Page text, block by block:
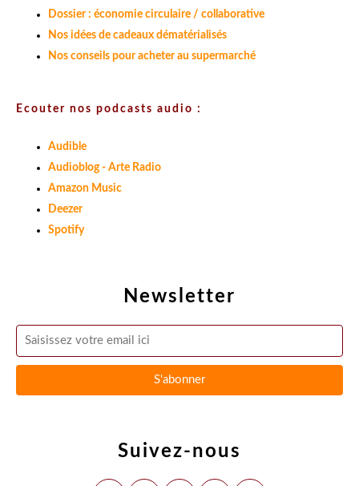
Newsletter
Suivez-nous
Dossier : économie circulaire / collaborative
Nos idées de cadeaux dématérialisés
Nos conseils pour acheter au supermarché
Ecouter nos podcasts audio :
Audible
Audioblog - Arte Radio
Amazon Music
Deezer
Spotify